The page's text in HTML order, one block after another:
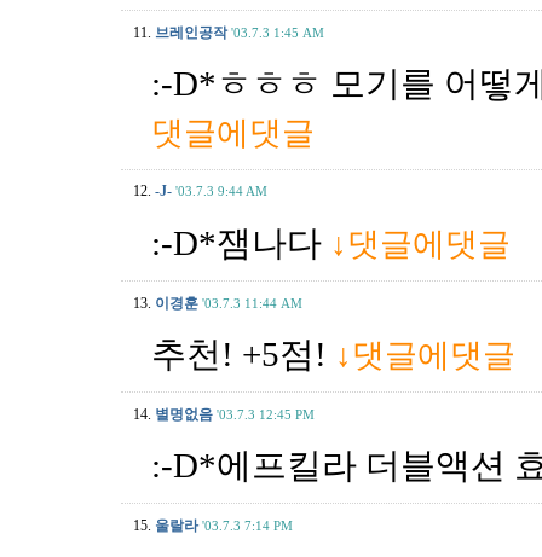
11. 브레인공작 '03.7.3 1:45 AM
:-D*ㅎㅎㅎ 모기를 어떻
댓글에댓글
12. -J- '03.7.3 9:44 AM
:-D*잼나다 ↓댓글에댓글
13. 이경훈 '03.7.3 11:44 AM
추천! +5점! ↓댓글에댓글
14. 별명없음 '03.7.3 12:45 PM
:-D*에프킬라 더블액션
15. 울랄라 '03.7.3 7:14 PM